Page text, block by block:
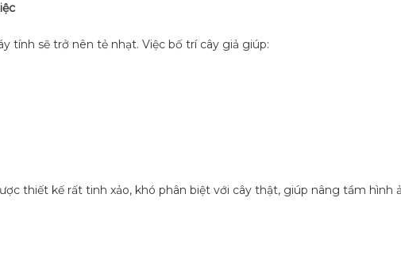
tính sẽ trở nên tẻ nhạt. Việc bố trí cây giả giúp:
thiết kế rất tinh xảo, khó phân biệt với cây thật, giúp nâng tầm hình